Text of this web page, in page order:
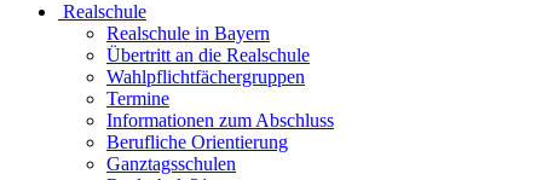
Realschule
Realschule in Bayern
Übertritt an die Realschule
Wahlpflichtfächergruppen
Termine
Informationen zum Abschluss
Berufliche Orientierung
Ganztagsschulen